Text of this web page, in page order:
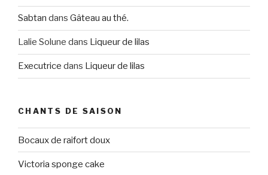
Sabtan dans Gâteau au thé.
Lalie Solune dans Liqueur de lilas
Executrice dans Liqueur de lilas
CHANTS DE SAISON
Bocaux de raifort doux
Victoria sponge cake